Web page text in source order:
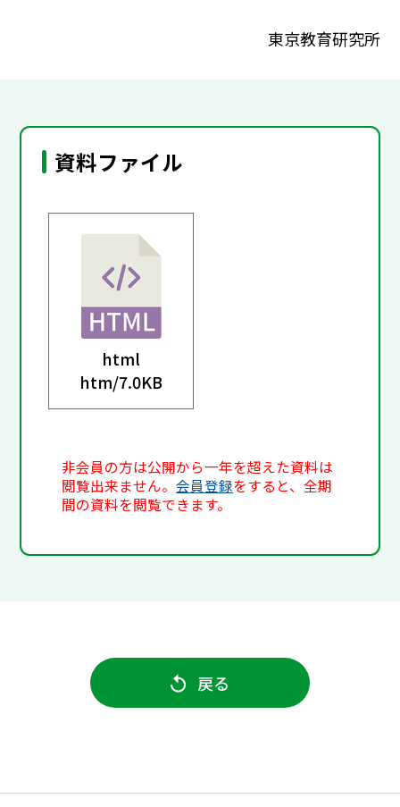
東京教育研究所
資料ファイル
html
htm/7.0KB
非会員の方は公開から一年を超えた資料は
閲覧出来ません。会員登録をすると、全期
間の資料を閲覧できます。
戻る